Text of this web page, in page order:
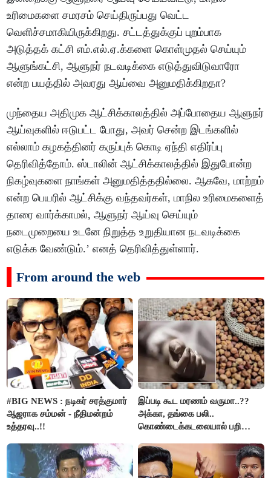
உரிமைகளை சமரசம் செய்திருப்பது வெட்ட
வெளிச்சமாகியிருக்கிறது. சட்டத்துக்குப் புறம்பாக
அடுத்தக் கட்சி எம்.எல்.ஏ.க்களை கொள்முதல் செய்யும்
ஆளுங்கட்சி, ஆளுநர் நடவடிக்கை எடுத்துவிடுவாரோ
என்ற பயத்தில் அவரது ஆய்வை அனுமதிக்கிறதா?
முந்தைய அதிமுக ஆட்சிக்காலத்தில் அப்போதைய ஆளுநர்
ஆய்வுகளில் ஈடுபட்ட போது, அவர் சென்ற இடங்களில்
எல்லாம் கழகத்தினர் கருப்புக் கொடி ஏந்தி எதிர்ப்பு
தெரிவித்தோம். ஸ்டாலின் ஆட்சிக்காலத்தில் இதுபோன்ற
நிகழ்வுகளை நாங்கள் அனுமதித்ததில்லை. ஆகவே, மாற்றம்
என்ற பெயரில் ஆட்சிக்கு வந்தவர்கள், மாநில உரிமைகளைத்
தாரை வார்க்காமல், ஆளுநர் ஆய்வு செய்யும்
நடைமுறையை உடனே நிறுத்த உறுதியான நடவடிக்கை
எடுக்க வேண்டும்.’ எனத் தெரிவித்துள்ளார்.
From around the web
#BIG NEWS : நடிகர் சரத்குமார்
ஆஜராக சம்மன் - நீதிமன்றம்
உத்தரவு..!!
இப்படி கூட மரணம் வருமா..??
அக்கா, தங்கை பலி..
கொண்டைக்கடலையால் பறிபோன